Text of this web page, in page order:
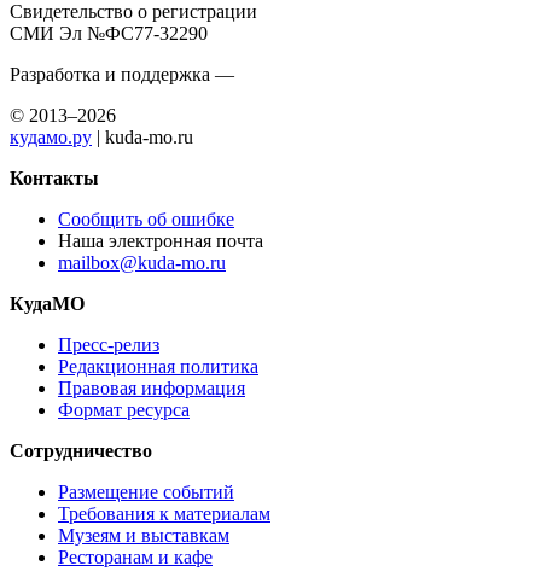
Свидетельство о регистрации
СМИ Эл №ФС77-32290
Разработка и поддержка —
© 2013–2026
кудамо.ру | kuda-mo.ru
Контакты
Сообщить об ошибке
Наша электронная почта
mailbox@kuda-mo.ru
КудаМО
Пресс-релиз
Редакционная политика
Правовая информация
Формат ресурса
Сотрудничество
Размещение событий
Требования к материалам
Музеям и выставкам
Ресторанам и кафе